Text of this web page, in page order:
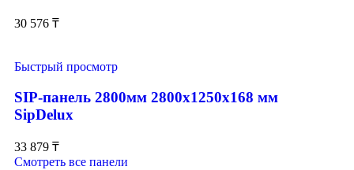
30 576 ₸
Быстрый просмотр
SIP-панель 2800мм 2800x1250x168 мм
SipDelux
33 879 ₸
Смотреть все панели